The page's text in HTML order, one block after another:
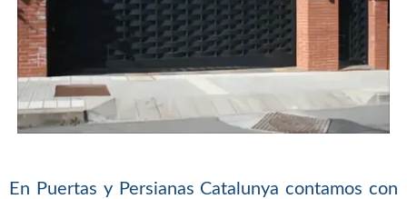
En Puertas y Persianas Catalunya contamos con